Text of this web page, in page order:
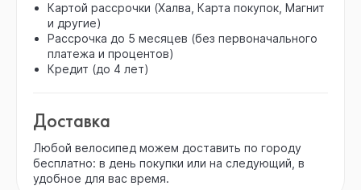
Картой рассрочки (Халва, Карта покупок, Магнит
и другие)
Рассрочка до 5 месяцев (без первоначального
платежа и процентов)
Кредит (до 4 лет)
Доставка
Любой велосипед можем доставить по городу
бесплатно: в день покупки или на следующий, в
удобное для вас время.